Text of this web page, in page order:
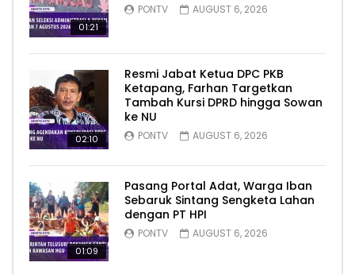
01:21
PONTV AUGUST 6, 2026
02:10
Resmi Jabat Ketua DPC PKB
Ketapang, Farhan Targetkan
Tambah Kursi DPRD hingga Sowan
ke NU
PONTV AUGUST 6, 2026
01:09
Pasang Portal Adat, Warga Iban
Sebaruk Sintang Sengketa Lahan
dengan PT HPI
PONTV AUGUST 6, 2026